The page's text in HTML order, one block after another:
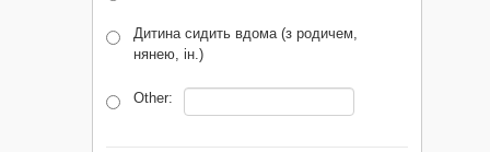
Дитина сидить вдома (з родичем,
нянею, ін.)
Other: